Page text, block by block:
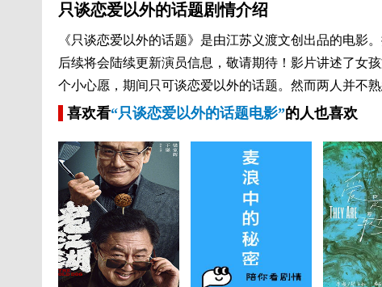
只谈恋爱以外的话题剧情介绍
《只谈恋爱以外的话题》是由江苏义渡文创出品的电影
后续将会陆续更新演员信息，敬请期待！影片讲述了女
个小心愿，期间只可谈恋爱以外的话题。然而两人并不
喜欢看“只谈恋爱以外的话题电影”的人也喜欢